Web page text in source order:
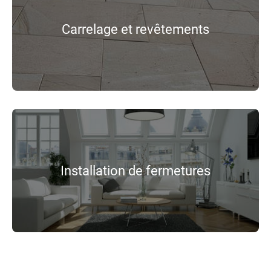
Carrelage et revêtements
Installation de fermetures